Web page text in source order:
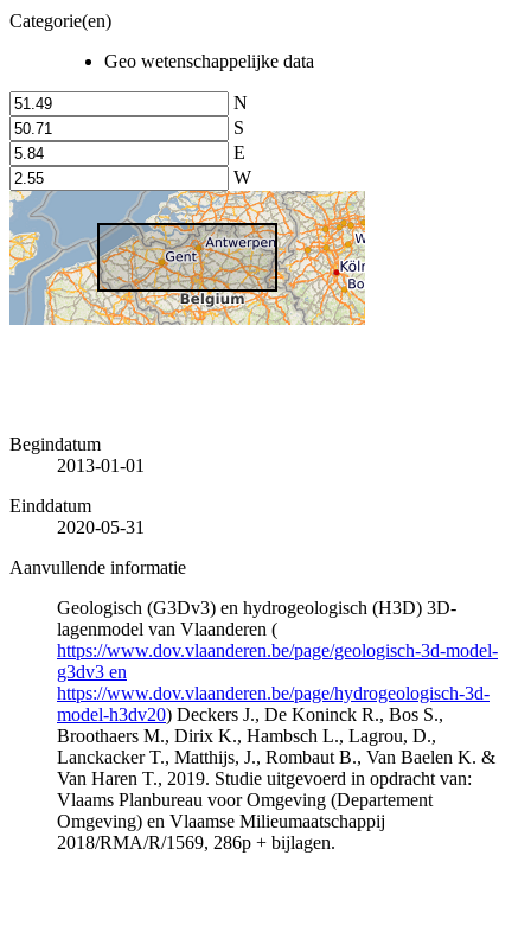
Categorie(en)
Geo wetenschappelijke data
N
S
E
W
Begindatum
2013-01-01
Einddatum
2020-05-31
Aanvullende informatie
Geologisch (G3Dv3) en hydrogeologisch (H3D) 3D-
lagenmodel van Vlaanderen (
https://www.dov.vlaanderen.be/page/geologisch-3d-model-
g3dv3 en
https://www.dov.vlaanderen.be/page/hydrogeologisch-3d-
model-h3dv20) Deckers J., De Koninck R., Bos S.,
Broothaers M., Dirix K., Hambsch L., Lagrou, D.,
Lanckacker T., Matthijs, J., Rombaut B., Van Baelen K. &
Van Haren T., 2019. Studie uitgevoerd in opdracht van:
Vlaams Planbureau voor Omgeving (Departement
Omgeving) en Vlaamse Milieumaatschappij
2018/RMA/R/1569, 286p + bijlagen.